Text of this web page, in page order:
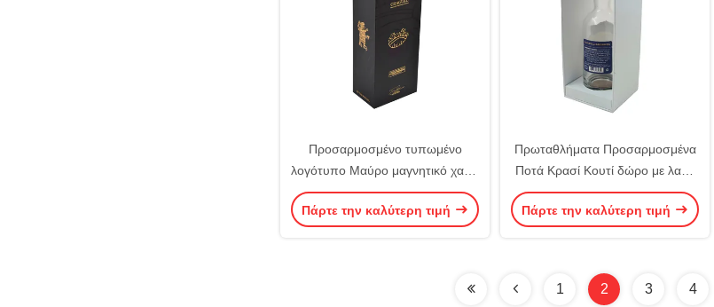
Προσαρμοσμένο τυπωμένο
λογότυπο Μαύρο μαγνητικό χαρτί
Κουτί συσκευασίας κρασιού με
ανάγλυφη επένδυση
Πάρτε την καλύτερη τιμή
Πρωταθλήματα Προσαρμοσμένα
Ποτά Κρασί Κουτί δώρο με λαβή
για ένα μπουκάλι χαρτόνι
Πάρτε την καλύτερη τιμή
1 2 3 4